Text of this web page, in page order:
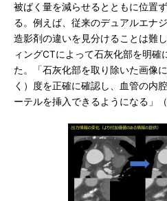
被ばく量を減らせるとともに位置
る。例えば、従来のデュアルエナ
造影剤の違いを見分けることは難
ィングCTによって石灰化部を明確
た。「石灰化部を取り除いた画像
く）度を正確に確認し、血管の内
ーテルを挿入できるようになる」（